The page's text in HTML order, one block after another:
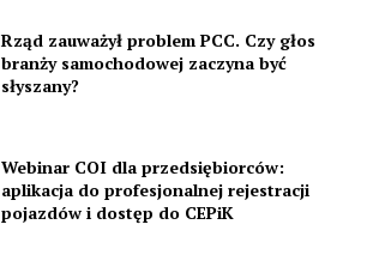
Rząd zauważył problem PCC. Czy głos
branży samochodowej zaczyna być
słyszany?
Webinar COI dla przedsiębiorców:
aplikacja do profesjonalnej rejestracji
pojazdów i dostęp do CEPiK